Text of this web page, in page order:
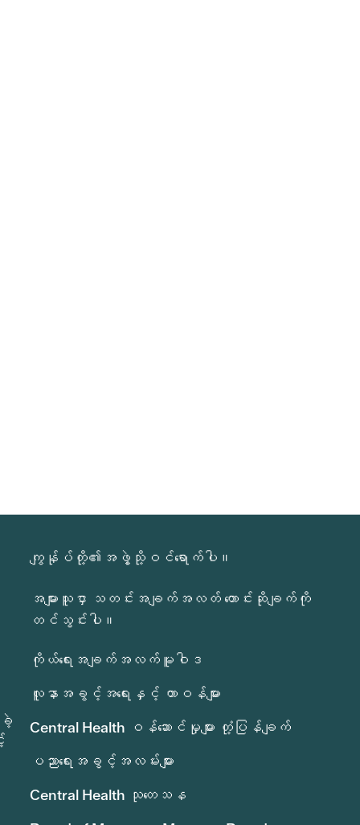
ကျွန်ုပ်တို့၏အဖွဲ့သို့ဝင်ရောက်ပါ။
အများသူငှာ သတင်းအချက်အလတ် တောင်းဆိုချက်ကို
တင်သွင်းပါ။
ကိုယ်ရေးအချက်အလက်မူဝါဒ
လူနာအခွင့်အရေးနှင့် တာဝန်များ
Central Health ဝန်ဆောင်မှုများ တုံ့ပြန်ချက်
ပညာရေးအခွင့်အလမ်းများ
Central Health သုတေသန